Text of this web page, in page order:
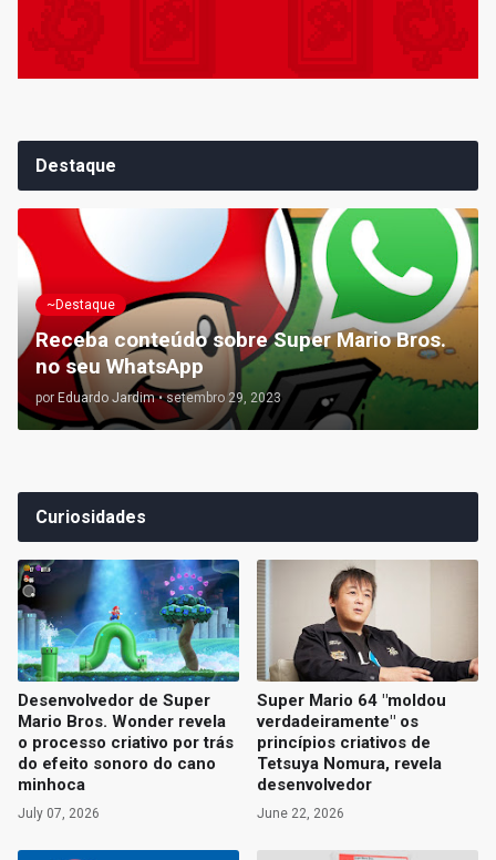
Destaque
~Destaque
Receba conteúdo sobre Super Mario Bros.
no seu WhatsApp
por Eduardo Jardim • setembro 29, 2023
Curiosidades
Desenvolvedor de Super
Mario Bros. Wonder revela
o processo criativo por trás
do efeito sonoro do cano
minhoca
July 07, 2026
Super Mario 64 "moldou
verdadeiramente" os
princípios criativos de
Tetsuya Nomura, revela
desenvolvedor
June 22, 2026